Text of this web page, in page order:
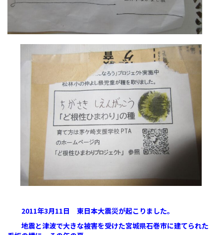
2011年3月11日 東日本大震災が起こりました。
地震と津波で大きな被害を受けた宮城県石巻市に建てられた